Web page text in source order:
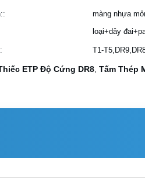
màng nhựa
loại+dây
T1-
ETP Độ Cứng DR8, Tấm Thép